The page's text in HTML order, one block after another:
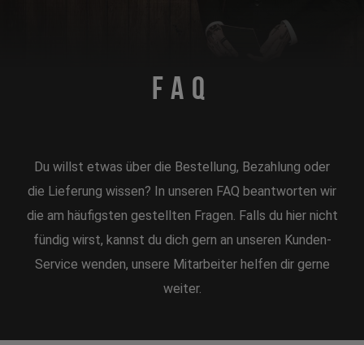
FAQ
Du willst etwas über die Bestellung, Bezahlung oder
die Lieferung wissen? In unseren FAQ beantworten wir
die am häufigsten gestellten Fragen. Falls du hier nicht
fündig wirst, kannst du dich gern an unseren Kunden-
Service wenden, unsere Mitarbeiter helfen dir gerne
weiter.